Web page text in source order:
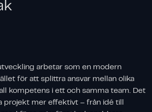
arbetar som en modern
för att splittra ansvar mellan olika
kompetens i ett och samma team. Det
projekt mer effektivt – från idé till